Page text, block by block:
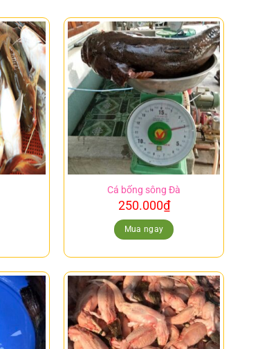
Cá bống sông Đà
250.000₫
Mua ngay